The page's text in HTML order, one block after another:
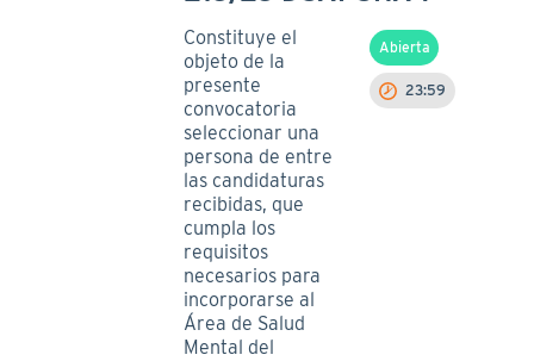
Constituye el
objeto de la
presente
convocatoria
seleccionar una
persona de entre
las candidaturas
recibidas, que
cumpla los
requisitos
necesarios para
incorporarse al
Área de Salud
Mental del
Abierta
23:59